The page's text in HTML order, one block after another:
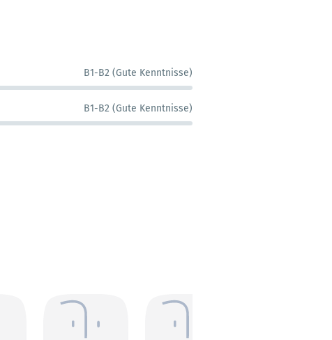
B1-B2 (Gute Kenntnisse)
B1-B2 (Gute Kenntnisse)